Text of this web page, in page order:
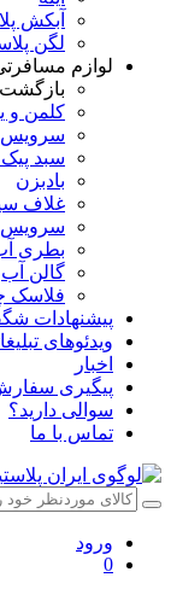
آبکش
لگن
لوازم
بازگشت
کلمن و
سرویس
سبد
بادبزن
غلاف
سرویس
بطری
گالن آب
فلاسک
پیشنهادات
ویدئوهای
اخبار
پیگیری
سوالی دارید؟
تماس با ما
ورود
0